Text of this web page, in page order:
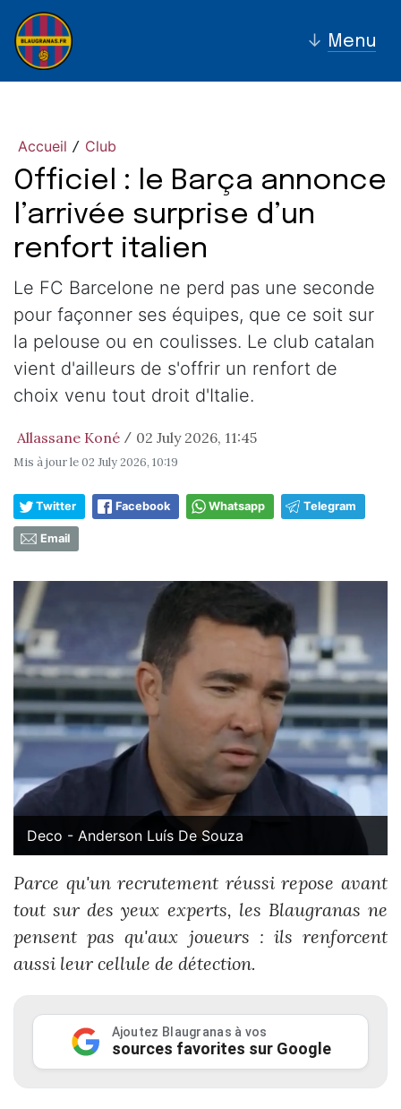
↓ Menu
Accueil / Club
Officiel : le Barça annonce
l’arrivée surprise d’un
renfort italien
Le FC Barcelone ne perd pas une seconde
pour façonner ses équipes, que ce soit sur
la pelouse ou en coulisses. Le club catalan
vient d'ailleurs de s'offrir un renfort de
choix venu tout droit d'Italie.
Allassane Koné / 02 July 2026, 11:45
Mis à jour le02 July 2026, 10:19
Twitter Facebook Whatsapp Telegram
Email
Deco - Anderson Luís De Souza
Parce qu'un recrutement réussi repose avant
tout sur des yeux experts, les Blaugranas ne
pensent pas qu'aux joueurs : ils renforcent
aussi leur cellule de détection.
Ajoutez Blaugranas à vos
sources favorites sur Google